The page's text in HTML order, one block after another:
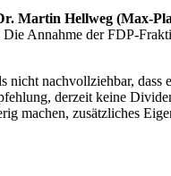
Martin Hellweg (Max-
Annahme der FDP-
nicht nachvollziehbar,
derzeit keine
machen, zusätzliches